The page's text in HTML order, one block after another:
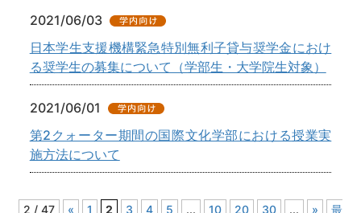
2021/06/03
日本学生支援機構緊急特別無利子貸与奨学金におけ
る奨学生の募集について（学部生・大学院生対象）
2021/06/01
第2クォーター期間の国際文化学部における授業実
施方法について
2 / 47 « 1 2 3 4 5 ... 10 20 30 ... » 最